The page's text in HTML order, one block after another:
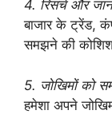
4. रिसर्च और
बाजार के ट्रेंड,
समझने की
5. जोखिमों को
हमेशा अपने